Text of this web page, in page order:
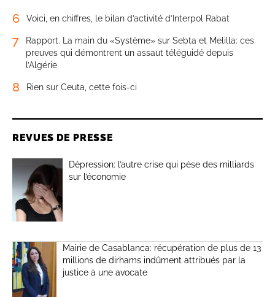
6 Voici, en chiffres, le bilan d’activité d’Interpol Rabat
7
Rapport. La main du «Système» sur Sebta et Melilla: ces
preuves qui démontrent un assaut téléguidé depuis
l’Algérie
8 Rien sur Ceuta, cette fois-ci
REVUES DE PRESSE
Dépression: l’autre crise qui pèse des milliards
sur l’économie
Mairie de Casablanca: récupération de plus de 13
millions de dirhams indûment attribués par la
justice à une avocate